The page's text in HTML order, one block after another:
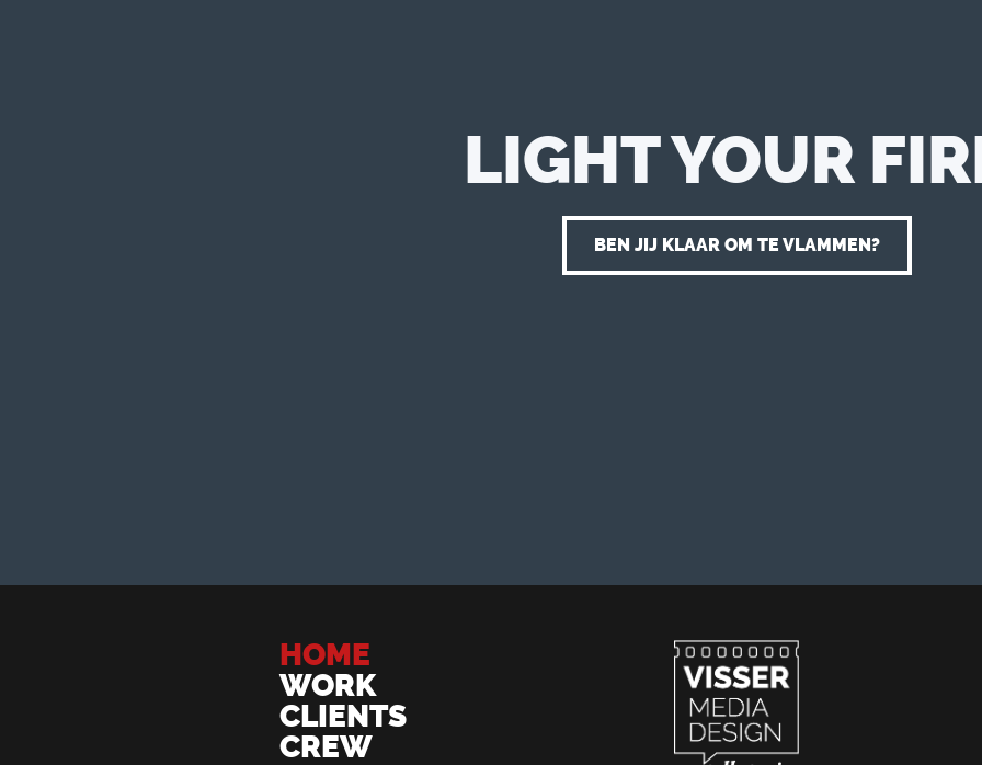
LIGHT YOUR
BEN JIJ KLAAR OM TE VLAMMEN?
HOME
WORK
CLIENTS
CREW